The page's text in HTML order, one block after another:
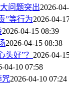
问题突出2026-
”等行为2026-04-
2026-04-15 08:39
2026-04-15 08:38
头好”？ 2026-04-
04-10 07:58
咒2026-04-10 07:24